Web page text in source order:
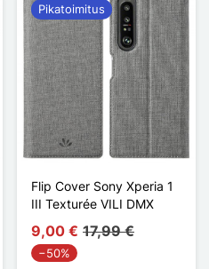
Flip Cover Sony Xperia 1
III Texturée VILI DMX
9,00 € 17,99 €
−50%
Pikatoimitus